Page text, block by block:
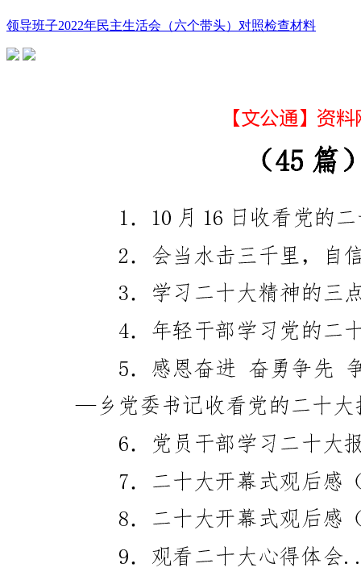
领导班子2022年民主生活会（六个带头）对照检查材料